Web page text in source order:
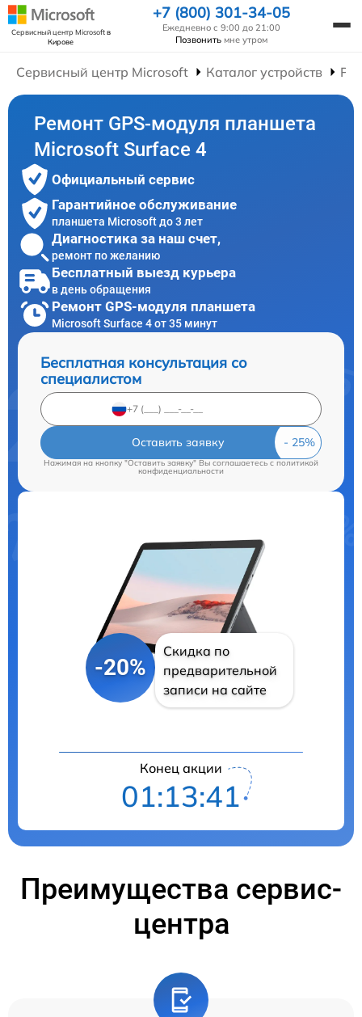
Сервисный центр Microsoftв
Кирове
+7 (800) 301-34-05
Ежедневно с 9:00 до 21:00
Позвонить мне утром
Сервисный центр Microsoft Каталог устройств
Ремонт GPS-модуля планшета
Microsoft Surface 4
Официальный сервис
Гарантийное обслуживание
планшета Microsoft до 3 лет
Диагностика за наш счет,
ремонт по желанию
Бесплатный выезд курьера
в день обращения
Ремонт GPS-модуля планшета
Microsoft Surface 4 от 35 минут
Бесплатная консультация со
специалистом
Оставить заявку
Нажимая на кнопку "Оставить заявку" Вы соглашаетесь cполитикой
конфиденциальности
-20%
Скидка по
предварительной
записи на сайте
Конец акции
01:13:41
Преимущества сервис-
центра